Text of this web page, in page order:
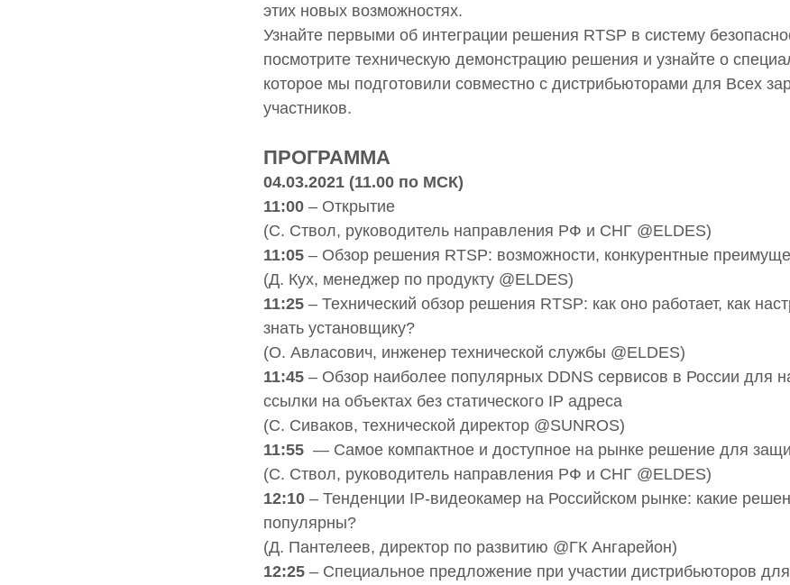
этих новых возможностях.
Узнайте первыми об интеграции решения RTSP в систему
посмотрите техническую демонстрацию решения и узнайте о
которое мы подготовили совместно с дистрибьюторами для Всех
участников.
ПРОГРАММА
04.03.2021 (11.00 по МСК)
11:00 – Открытие
(C. Ствол, руководитель направления РФ и СНГ @ELDES)
11:05 – Обзор решения RTSP: возможности, конкурентные
(Д. Кух, менеджер по продукту @ELDES)
11:25 – Технический обзор решения RTSP: как оно работает, как
знать установщику?
(О. Авласович, инженер технической службы @ELDES)
11:45 – Обзор наиболее популярных DDNS сервисов в России для
ссылки на объектах без статического IP адреса
(C. Сиваков, технической директор @SUNROS)
11:55 — Самое компактное и доступное на рынке решение для
(C. Ствол, руководитель направления РФ и СНГ @ELDES)
12:10 – Тенденции IP-видеокамер на Российском рынке: какие
популярны?
(Д. Пантелеев, директор по развитию @ГК Ангарейон)
12:25 – Специальное предложение при участии дистрибьюторов для